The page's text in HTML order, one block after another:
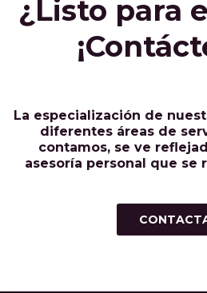
¿Listo para
La especialización de
diferentes áreas de
contamos, se ve
asesoría personal que se